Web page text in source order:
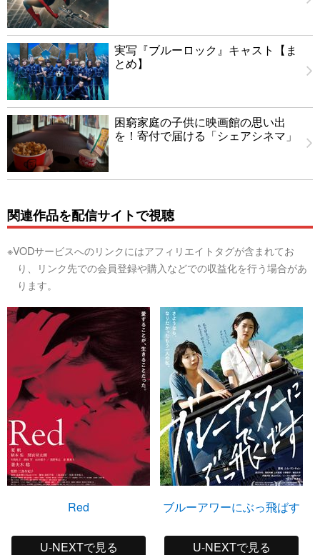
実写『ブルーロック』キャスト【ま
とめ】
困窮家庭の子供に映画館の思い出
を！寄付で届ける「シェアシネマ」
関連作品を配信サイトで視聴
※VODサービスへのリンクにはアフィリエイトタグが含まれてお
り、リンク先での会員登録や購入などでの収益化を行う場合があ
ります。
Red
U-NEXTで見る
ブルーアワーにぶっ飛ばす
U-NEXTで見る